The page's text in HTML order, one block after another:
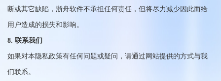
断或其它缺陷，浙舟软件不承担任何责任，但将尽力减少因此而给
用户造成的损失和影响。
8. 联系我们
如果对本隐私政策有任何问题或疑问，请通过网站提供的方式与我
们联系。